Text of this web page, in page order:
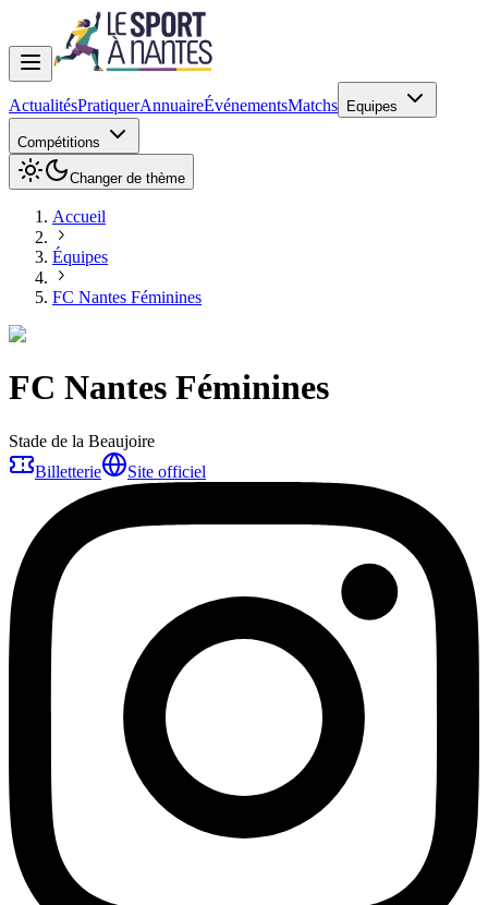
ActualitésPratiquerAnnuaireÉvénementsMatchs Equipes
Compétitions
Changer de thème
Accueil
Équipes
FC Nantes Féminines
FC Nantes Féminines
Stade de la Beaujoire
Billetterie
Site officiel